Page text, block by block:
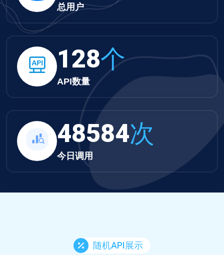
总用户
132个
API数量
50259次
今日调用
随机API展示